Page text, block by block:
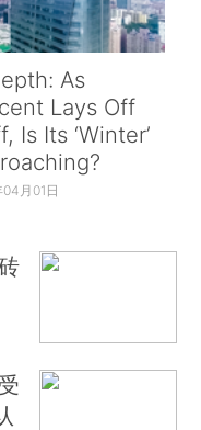
As
Lays Off
Is Its ‘Winter’
月01日